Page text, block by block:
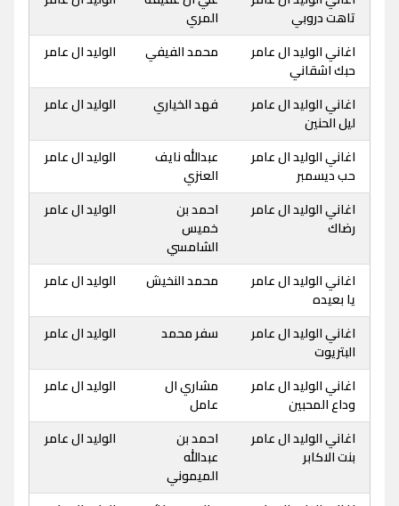
تاهت دروبي
المري
اغاني الوليد ال عامر
حبك اشقاني
محمد الفيفي الوليد ال عامر
اغاني الوليد ال عامر
ليل الحنين
فهد الخياري الوليد ال عامر
اغاني الوليد ال عامر
حب ديسمبر
عبدالله نايف
العنزي
الوليد ال عامر
اغاني الوليد ال عامر
رضاك
احمد بن
خميس
الشامسي
الوليد ال عامر
اغاني الوليد ال عامر
يا بعيده
محمد النخيش الوليد ال عامر
اغاني الوليد ال عامر
البتريوت
سفر محمد الوليد ال عامر
اغاني الوليد ال عامر
وداع المحبين
مشاري ال
عامل
الوليد ال عامر
اغاني الوليد ال عامر
بنت الاكابر
احمد بن
عبدالله
الميموني
الوليد ال عامر